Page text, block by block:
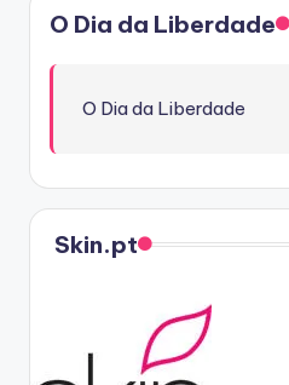
O Dia da Liberdade
O Dia da Liberdade
Skin.pt